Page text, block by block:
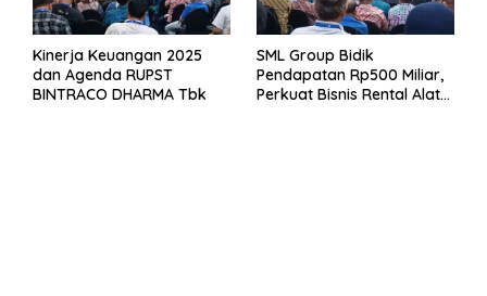
Kinerja Keuangan 2025
dan Agenda RUPST
BINTRACO DHARMA Tbk
SML Group Bidik
Pendapatan Rp500 Miliar,
Perkuat Bisnis Rental Alat